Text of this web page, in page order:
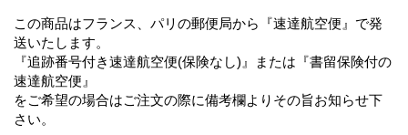
この商品はフランス、パリの郵便局から『速達航空便』で発
送いたします。
『追跡番号付き速達航空便(保険なし)』または『書留保険付の
速達航空便』
をご希望の場合はご注文の際に備考欄よりその旨お知らせ下
さい。